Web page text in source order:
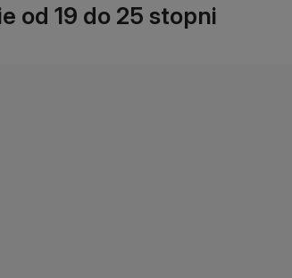
od 19 do 25 stopni